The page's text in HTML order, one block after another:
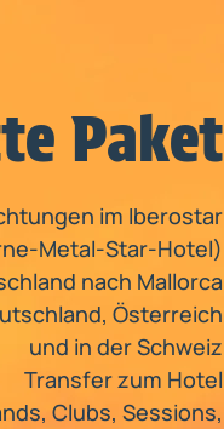
Paket
im Iberostar
Metal-Star-Hotel)
nach Mallorca
Österreich
und in der Schweiz
Transfer zum Hotel
Clubs, Sessions,